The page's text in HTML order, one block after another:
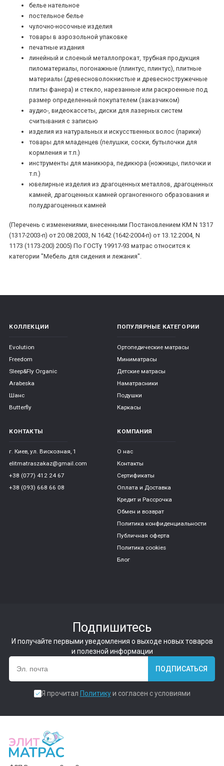
белье нательное
постельное белье
чулочно-носочные изделия
товары в аэрозольной упаковке
печатные издания
линейный и слоеный металлопрокат, трубная продукция
пиломатериалы, погонажные (плинтус, плинтус), плитные
материалы (древесноволокнистые и древесностружечные
плиты фанера) и стекло, нарезанные или раскроенные под
размер определенный покупателем (заказчиком)
аудио-, видеокассеты, диски для лазерных систем
считывания с записью
изделия из натуральных и искусственных волос (парики)
товары для младенцев (пелушки, соски, бутылочки для
кормления и т.п.)
инструменты для маникюра, педикюра (ножницы, пилочки и
т.п.)
ювелирные изделия из драгоценных металлов, драгоценных
камней, драгоценных камней органогенного образования и
полудрагоценных камней
(Перечень с изменениями, внесенными Постановлением КМ N 1317
(1317-2003-п) от 20.08.2003, N 1642 (1642-2004-п) от 13.12.2004, N
1173 (1173-200) 2005) По ГОСТу 19917-93 матрас относится к
категории "Мебель для сидения и лежания".
КОЛЛЕКЦИИ
Evolution
Freedom
Sleep&Fly Organic
Arabeska
Шанс
Butterfly
ПОПУЛЯРНЫЕ КАТЕГОРИИ
Ортопедические матрасы
Миниматрасы
Детские матрасы
Наматрасники
Подушки
Каркасы
КОНТАКТЫ
г. Киев, ул. Вискозная, 1
elitmatraszakaz@gmail.com
+38 (077) 412 24 67
+38 (093) 668 66 08
КОМПАНИЯ
О нас
Контакты
Сертификаты
Оплата и Доставка
Кредит и Рассрочка
Обмен и возврат
Политика конфиденциальности
Публичная оферта
Политика cookies
Блог
Подпишитесь
И получайте первыми уведомления о выходе новых товаров
и полезной информации
ПОДПИСАТЬСЯ
Я прочитал Политикуи согласен с условиями
**